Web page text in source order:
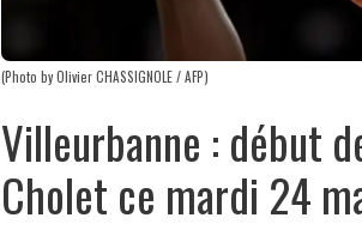
(Photo by Olivier CHASSIGNOLE / AFP)
Villeurbanne : début
Cholet ce mardi 24